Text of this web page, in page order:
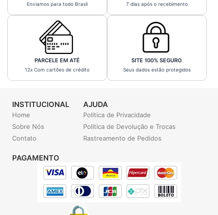
Enviamos para todo Brasil 7 dias após o recebimento
PARCELE EM ATÉ
12x Com cartões de crédito
SITE 100% SEGURO
Seus dados estão protegidos
INSTITUCIONAL
Home
Sobre Nós
Contato
AJUDA
Politica de Privacidade
Politica de Devolução e Trocas
Rastreamento de Pedidos
PAGAMENTO